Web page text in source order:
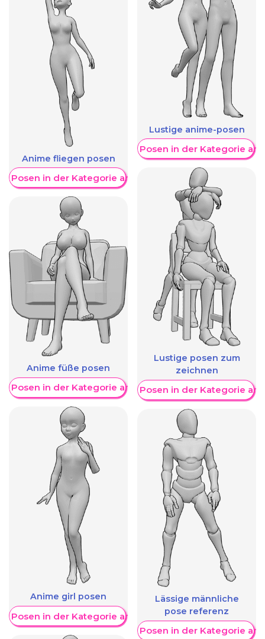
Anime fliegen posen
Posen in der Kategorie anzeigen
Anime füße posen
Posen in der Kategorie anzeigen
Anime girl posen
Posen in der Kategorie anzeigen
Lustige anime-posen
Weitere Posen in der Kategorie
Lustige posen zum
zeichnen
Weitere Posen in der Kategorie
Lässige männliche
pose referenz
Weitere Posen in der Kategorie